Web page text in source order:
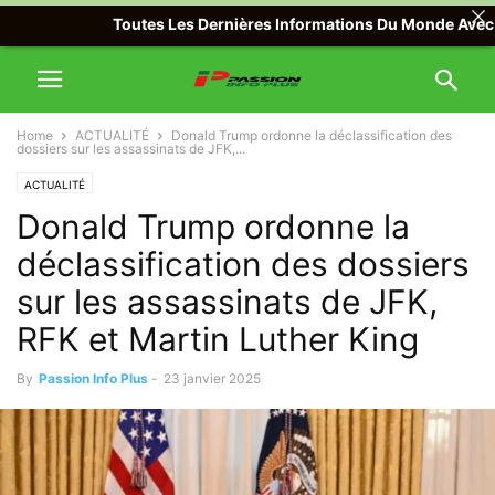
Home ACTUALITÉ
Donald Trump ordonne la déclassification des
dossiers sur les assassinats de JFK,...
ACTUALITÉ
Donald Trump ordonne la
déclassification des dossiers
sur les assassinats de JFK,
RFK et Martin Luther King
By Passion Info Plus - 23 janvier 2025
Toutes Les Dernières Informations Du Monde Avec